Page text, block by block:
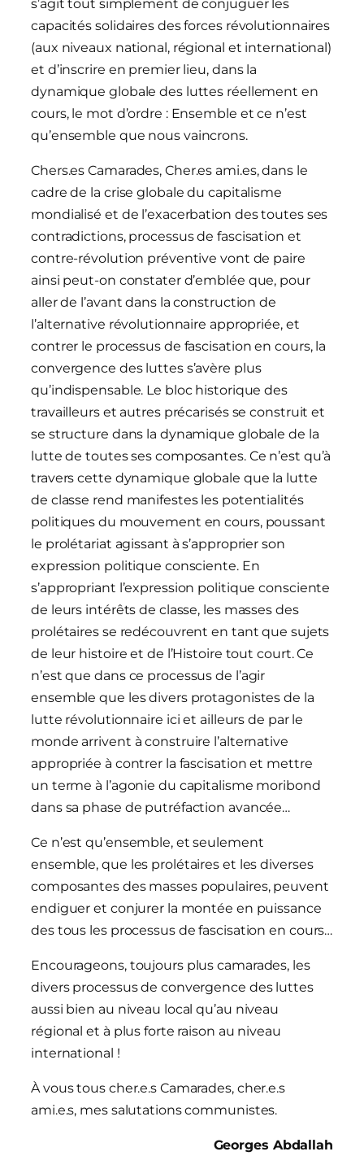
s’agit tout simplement de conjuguer les
capacités solidaires des forces révolutionnaires
(aux niveaux national, régional et international)
et d’inscrire en premier lieu, dans la
dynamique globale des luttes réellement en
cours, le mot d’ordre : Ensemble et ce n’est
qu’ensemble que nous vaincrons.
Chers.es Camarades, Cher.es ami.es, dans le
cadre de la crise globale du capitalisme
mondialisé et de l’exacerbation des toutes ses
contradictions, processus de fascisation et
contre-révolution préventive vont de paire
ainsi peut-on constater d’emblée que, pour
aller de l’avant dans la construction de
l’alternative révolutionnaire appropriée, et
contrer le processus de fascisation en cours, la
convergence des luttes s’avère plus
qu’indispensable. Le bloc historique des
travailleurs et autres précarisés se construit et
se structure dans la dynamique globale de la
lutte de toutes ses composantes. Ce n’est qu’à
travers cette dynamique globale que la lutte
de classe rend manifestes les potentialités
politiques du mouvement en cours, poussant
le prolétariat agissant à s’approprier son
expression politique consciente. En
s’appropriant l’expression politique consciente
de leurs intérêts de classe, les masses des
prolétaires se redécouvrent en tant que sujets
de leur histoire et de l’Histoire tout court. Ce
n’est que dans ce processus de l’agir
ensemble que les divers protagonistes de la
lutte révolutionnaire ici et ailleurs de par le
monde arrivent à construire l’alternative
appropriée à contrer la fascisation et mettre
un terme à l’agonie du capitalisme moribond
dans sa phase de putréfaction avancée…
Ce n’est qu’ensemble, et seulement
ensemble, que les prolétaires et les diverses
composantes des masses populaires, peuvent
endiguer et conjurer la montée en puissance
des tous les processus de fascisation en cours…
Encourageons, toujours plus camarades, les
divers processus de convergence des luttes
aussi bien au niveau local qu’au niveau
régional et à plus forte raison au niveau
international !
À vous tous cher.e.s Camarades, cher.e.s
ami.e.s, mes salutations communistes.
Georges Abdallah